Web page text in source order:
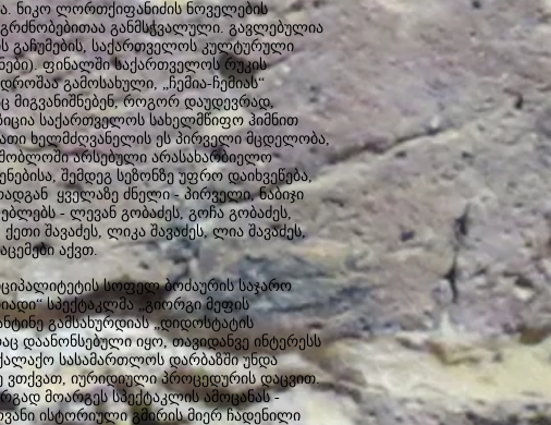
ნიკო ლორთქიფანიძის ნოველების
განმსჭვალული. გავლებულია
გაჩუმების, საქართველოს კულტურული
ფინალში საქართველოს რუკის
გამოსახული, „ჩემია-ჩემიას“
მიგვანიშნებენ, როგორ დაუდევრად,
საქართველოს სახელმწიფო ჰიმნით
ხელმძღვანელის ეს პირველი მცდელობა,
არსებული არასახარბიელო
შემდეგ სეზონზე უფრო დაიხვეწება,
ყველაზე ძნელი - პირველი, ნაბიჯი
- ლევან გობაძეს, გოჩა გობაძეს,
შავაძეს, ლიკა შავაძეს, ლია შავაძეს,
აქვთ.
სოფელ ბოძაურის საჯარო
სპექტაკლმა „გიორგი მეფის
გამსახურდიას „დიდოსტატის
დაანონსებული იყო, თავიდანვე ინტერესს
სასამართლოს დარბაზში უნდა
ვთქვათ, იურიდიული პროცედურის დაცვით.
მოარგეს სპექტაკლის ამოცანას -
ისტორიული გმირის მიერ ჩადენილი